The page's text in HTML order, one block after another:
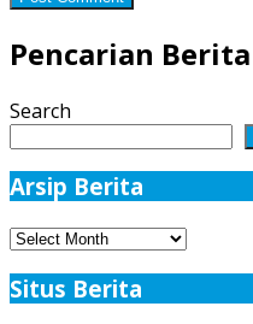
Pencarian Berita
Search
Arsip Berita
Arsip
Situs Berita